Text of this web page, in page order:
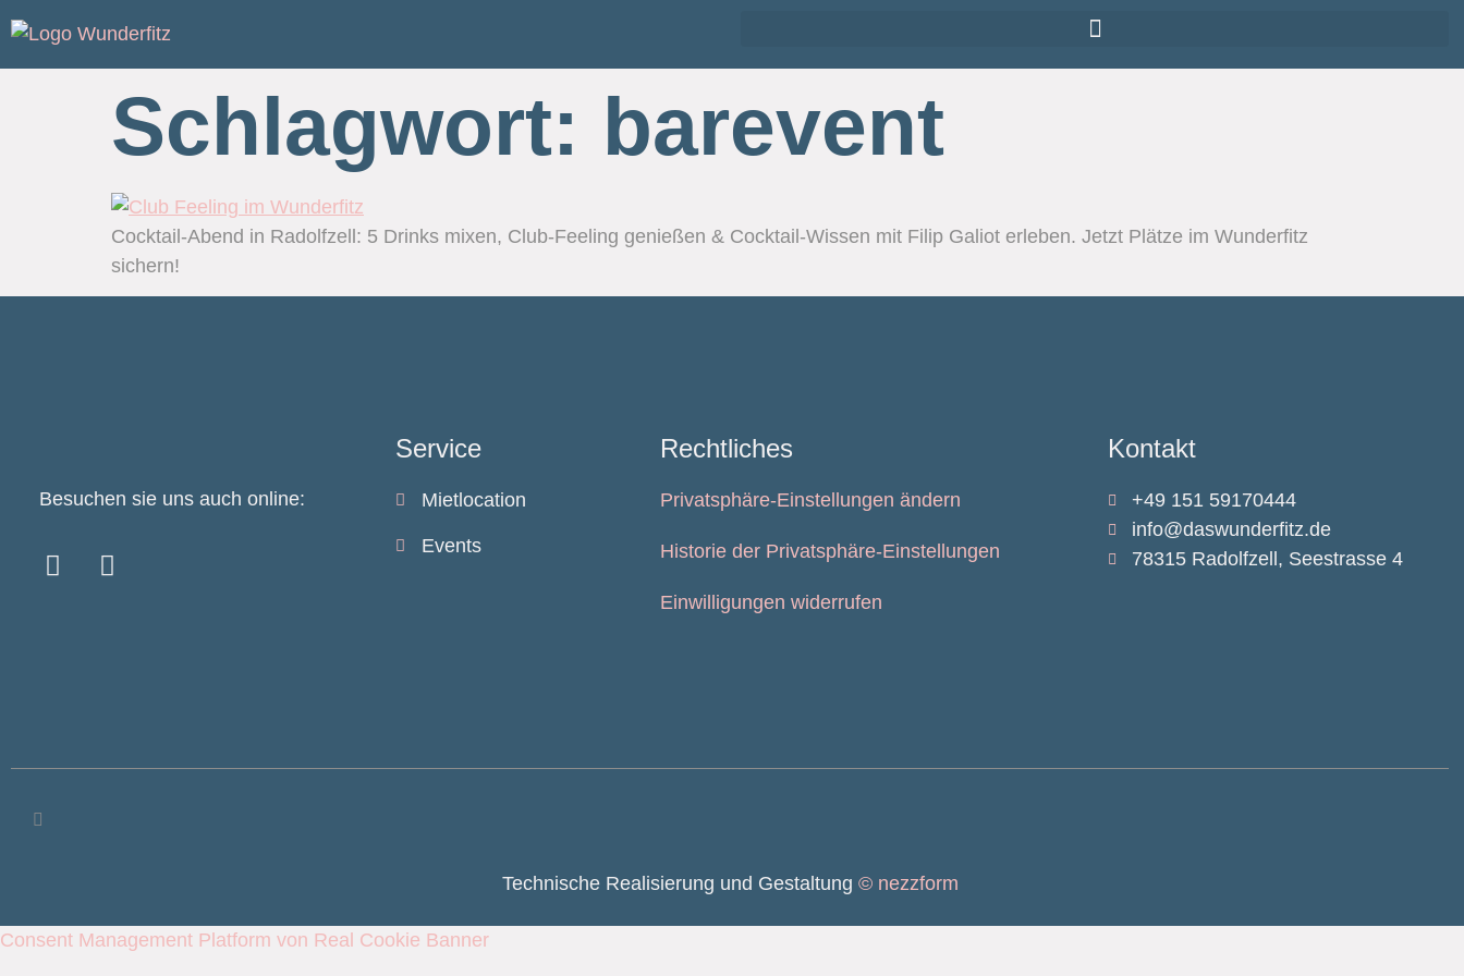
Schlagwort: barevent
Cocktail-Abend in Radolfzell: 5 Drinks mixen, Club-Feeling genießen & Cocktail-Wissen mit Filip Galiot erleben. Jetzt Plätze im Wunderfitz
sichern!
Besuchen sie uns auch online:
Service
Mietlocation
Events
Rechtliches
Privatsphäre-Einstellungen ändern
Historie der Privatsphäre-Einstellungen
Einwilligungen widerrufen
Kontakt
+49 151 59170444
info@daswunderfitz.de
78315 Radolfzell, Seestrasse 4
Technische Realisierung und Gestaltung © nezzform
Consent Management Platform von Real Cookie Banner